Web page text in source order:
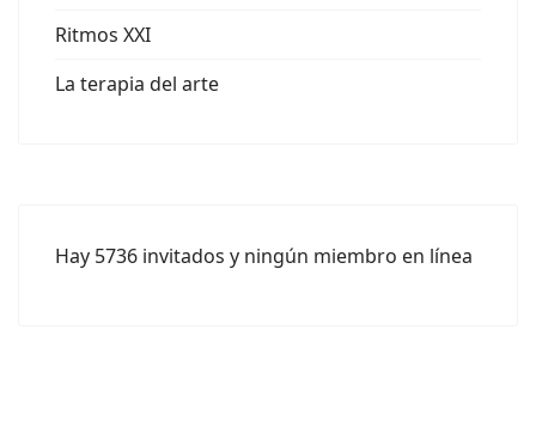
Ritmos XXI
La terapia del arte
Hay 5736 invitados y ningún miembro en línea